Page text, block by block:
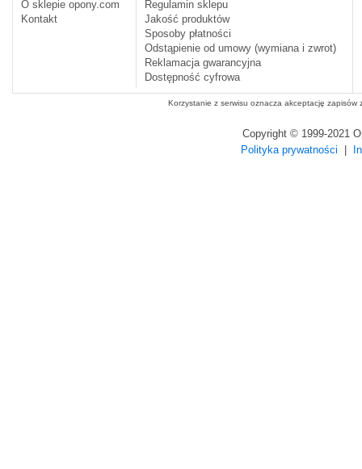
O sklepie opony.com
Kontakt
Regulamin sklepu
Jakość produktów
Sposoby płatności
Odstąpienie od umowy (wymiana i zwrot)
Reklamacja gwarancyjna
Dostępność cyfrowa
Korzystanie z serwisu oznacza akceptację zapisów
Copyright © 1999-2021
Polityka prywatności